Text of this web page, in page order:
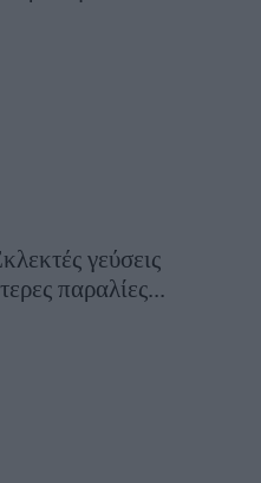
γεύσεις
παραλίες...